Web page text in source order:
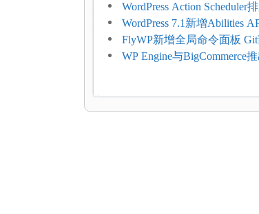
WordPress Action Scheduler
压和订单延迟
WordPress 7.1新增Abilities
持REST API、MCP与AI代
FlyWP新增全局命令面板
方便
WP Engine与BigCommerce